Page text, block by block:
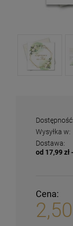
Dostępność:
Wysyłka w:
Dostawa:
od 17,99 zł
Cena: